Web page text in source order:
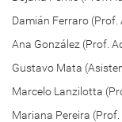
Damián Ferraro
Ana González (Prof.
Gustavo Mata
Marcelo Lanzilotta
Mariana Pereira